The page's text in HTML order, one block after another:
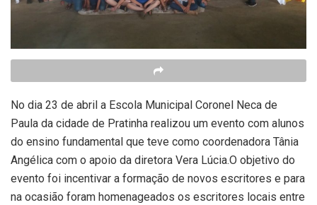
No dia 23 de abril a Escola Municipal Coronel Neca de
Paula da cidade de Pratinha realizou um evento com alunos
do ensino fundamental que teve como coordenadora Tânia
Angélica com o apoio da diretora Vera Lúcia.O objetivo do
evento foi incentivar a formação de novos escritores e para
na ocasião foram homenageados os escritores locais entre